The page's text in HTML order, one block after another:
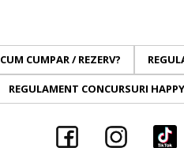
CUM CUMPAR / REZERV?
REGULAMENT CONCURSURI